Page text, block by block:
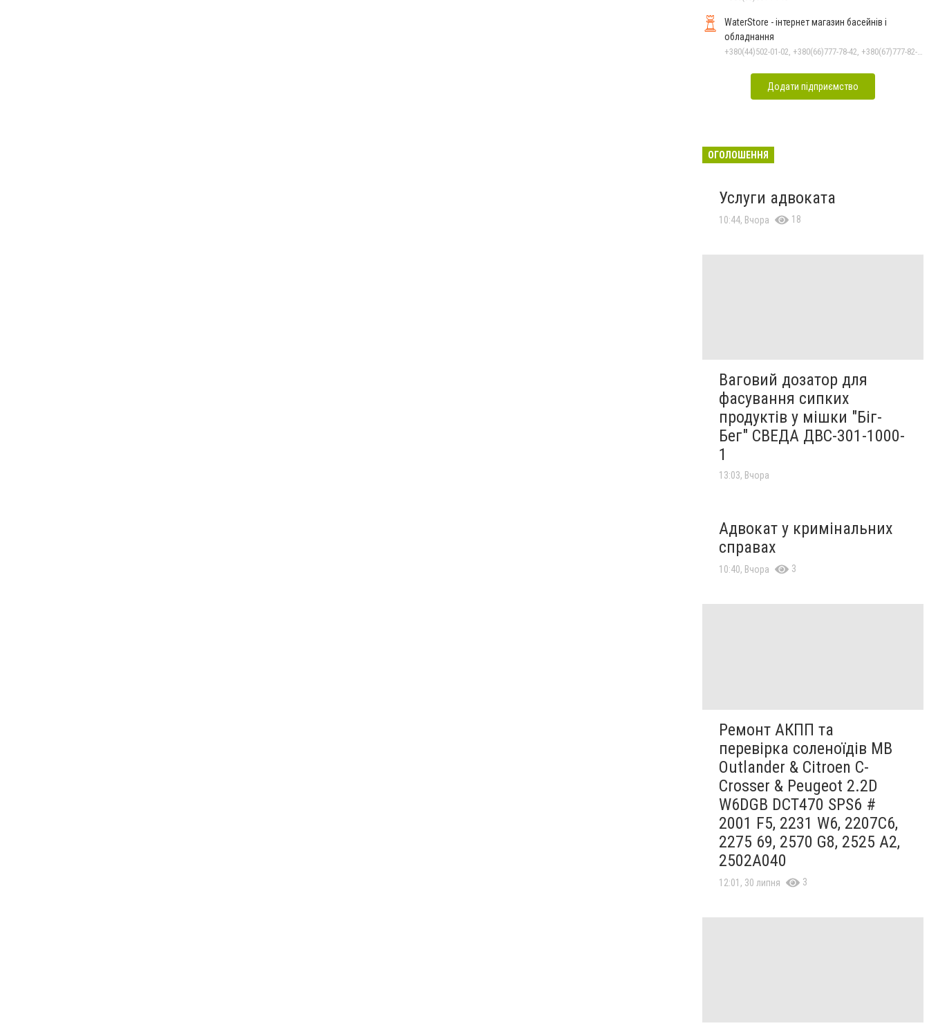
WaterStore - інтернет магазин басейнів і
обладнання
+380(44)502-01-02, +380(66)777-78-42, +380(67)777-82-19, +380(67)890-80-80, +380(73)890-80-80, +380(44)502-01-03
Додати підприємство
ОГОЛОШЕННЯ
Услуги адвоката
10:44, Вчора 18
Ваговий дозатор для
фасування сипких
продуктів у мішки "Біг-
Бег" СВЕДА ДВС-301-1000-
1
13:03, Вчора
Адвокат у кримінальних
справах
10:40, Вчора 3
Ремонт АКПП та
перевірка соленоїдів MB
Outlander & Citroen C-
Crosser & Peugeot 2.2D
W6DGB DCT470 SPS6 #
2001 F5, 2231 W6, 2207C6,
2275 69, 2570 G8, 2525 A2,
2502A040
12:01, 30 липня 3